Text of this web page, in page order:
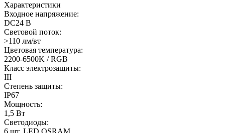
Характеристики
Входное напряжение:
DC24 В
Световой поток:
>110 лм/вт
Цветовая температура:
2200-6500K / RGB
Класс электрозащиты:
III
Степень защиты:
IP67
Мощность:
1,5 Вт
Светодиоды:
6 шт. LED OSRAM